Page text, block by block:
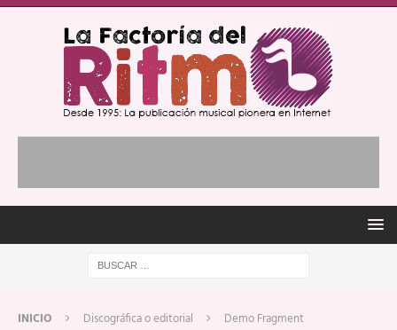
INICIO Discográfica o editorial Demo Fragment